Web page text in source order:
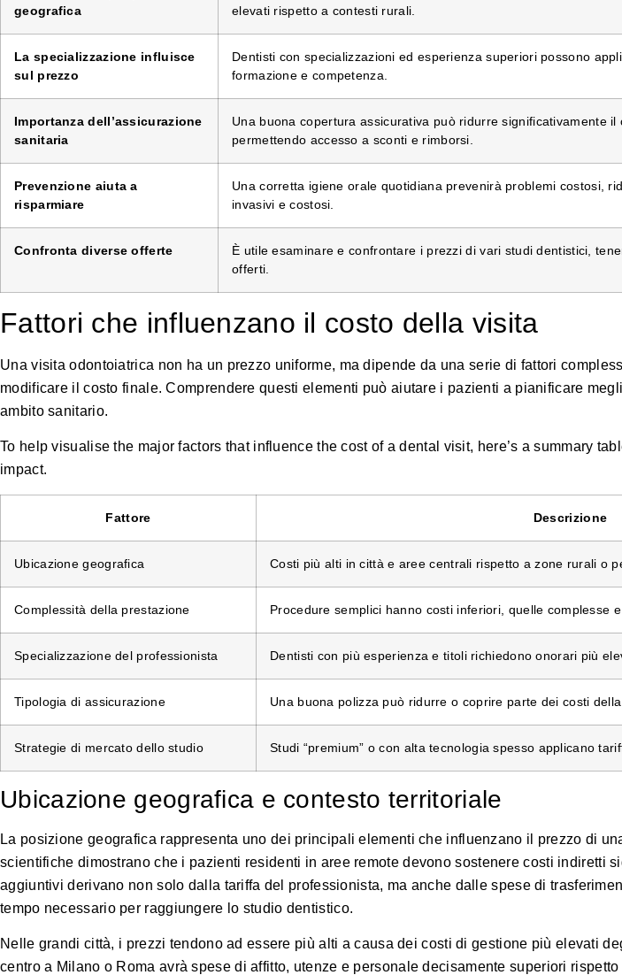
geografica
elevati rispetto a contesti rurali.
La specializzazione influisce
sul prezzo
Dentisti con specializzazioni ed esperienza superiori possono
formazione e competenza.
Importanza dell’assicurazione
sanitaria
Una buona copertura assicurativa può ridurre significativamente il
permettendo accesso a sconti e rimborsi.
Prevenzione aiuta a
risparmiare
Una corretta igiene orale quotidiana prevenirà problemi costosi,
invasivi e costosi.
Confronta diverse offerte
È utile esaminare e confrontare i prezzi di vari studi dentistici,
offerti.
Fattori che influenzano il costo della visita
Una visita odontoiatrica non ha un prezzo uniforme, ma dipende da una serie di fattori
modificare il costo finale. Comprendere questi elementi può aiutare i pazienti a pianificare
ambito sanitario.
To help visualise the major factors that influence the cost of a dental visit, here’s a summary
impact.
Fattore Descrizione
Ubicazione geografica Costi più alti in città e aree centrali rispetto a zone rurali o
Complessità della prestazione Procedure semplici hanno costi inferiori, quelle complesse
Specializzazione del professionista Dentisti con più esperienza e titoli richiedono onorari più
Tipologia di assicurazione Una buona polizza può ridurre o coprire parte dei costi
Strategie di mercato dello studio Studi “premium” o con alta tecnologia spesso applicano
Ubicazione geografica e contesto territoriale
La posizione geografica rappresenta uno dei principali elementi che influenzano il prezzo di
scientifiche dimostrano che i pazienti residenti in aree remote devono sostenere costi indiretti
aggiuntivi derivano non solo dalla tariffa del professionista, ma anche dalle spese di
tempo necessario per raggiungere lo studio dentistico.
Nelle grandi città, i prezzi tendono ad essere più alti a causa dei costi di gestione più elevati
centro a Milano o Roma avrà spese di affitto, utenze e personale decisamente superiori